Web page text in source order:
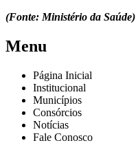
(Fonte: Ministério da Saúde)
Menu
Página Inicial
Institucional
Municípios
Consórcios
Notícias
Fale Conosco